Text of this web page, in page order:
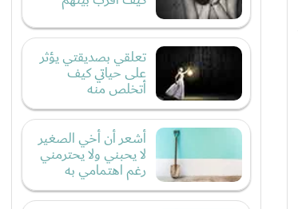
تعلقي بصديقتي يؤثر
على حياتي كيف
أتخلص منه
أشعر أن أخي الصغير
لا يحبني ولا يحترمني
رغم اهتمامي به